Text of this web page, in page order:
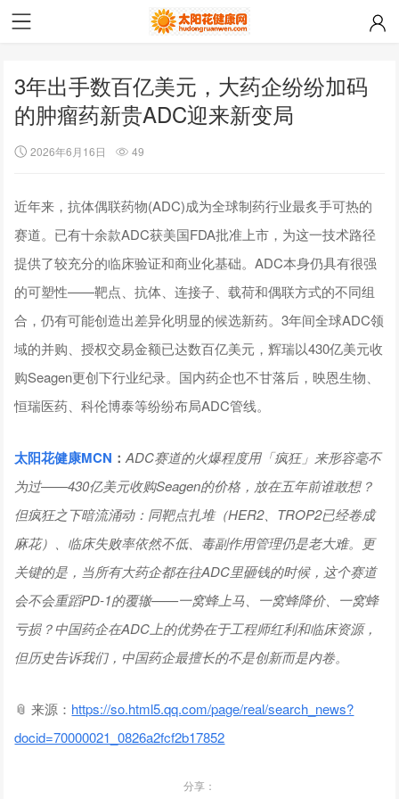
3年出手数百亿美元，大药企纷纷加码
的肿瘤药新贵ADC迎来新变局
2026年6月16日 49
近年来，抗体偶联药物(ADC)成为全球制药行业最炙手可热的
赛道。已有十余款ADC获美国FDA批准上市，为这一技术路径
提供了较充分的临床验证和商业化基础。ADC本身仍具有很强
的可塑性——靶点、抗体、连接子、载荷和偶联方式的不同组
合，仍有可能创造出差异化明显的候选新药。3年间全球ADC领
域的并购、授权交易金额已达数百亿美元，辉瑞以430亿美元收
购Seagen更创下行业纪录。国内药企也不甘落后，映恩生物、
恒瑞医药、科伦博泰等纷纷布局ADC管线。
太阳花健康MCN ：ADC赛道的火爆程度用「疯狂」来形容毫不
为过——430亿美元收购Seagen的价格，放在五年前谁敢想？
但疯狂之下暗流涌动：同靶点扎堆（HER2、TROP2已经卷成
麻花）、临床失败率依然不低、毒副作用管理仍是老大难。更
关键的是，当所有大药企都在往ADC里砸钱的时候，这个赛道
会不会重蹈PD-1的覆辙——一窝蜂上马、一窝蜂降价、一窝蜂
亏损？中国药企在ADC上的优势在于工程师红利和临床资源，
但历史告诉我们，中国药企最擅长的不是创新而是内卷。
📎 来源： https://so.html5.qq.com/page/real/search_news?
docid=70000021_0826a2fcf2b17852
分享：